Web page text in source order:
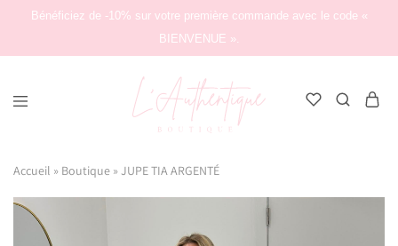
Bénéficiez de -10% sur votre première commande avec le code «
BIENVENUE ».
Accueil » Boutique »JUPE TIA ARGENTÉ